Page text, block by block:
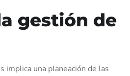
gestión de
implica una planeación de las